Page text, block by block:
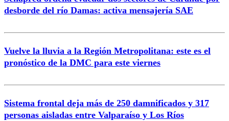
Enviar comentario
desborde del río Damas: activa mensajería SAE
Vuelve la lluvia a la Región Metropolitana: este es el
pronóstico de la DMC para este viernes
Sistema frontal deja más de 250 damnificados y 317
personas aisladas entre Valparaíso y Los Ríos